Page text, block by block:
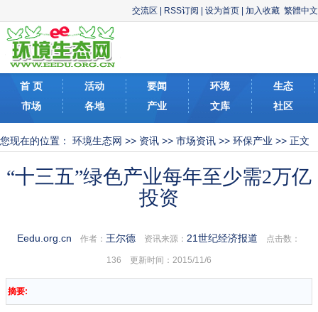
交流区 RSS订阅 设为首页 加入收藏 繁體中文
首 页 活动 要闻 环境
生态
市场
各地 产业 文库 社区
您现在的位置： 环境生态网 >> 资讯 >> 市场资讯 >> 环保产业 >> 正文
“十三五”绿色产业每年至少需2万亿
投资
Eedu.org.cn 作者：王尔德 资讯来源：21世纪经济报道 点击数：
136 更新时间：2015/11/6
摘要: